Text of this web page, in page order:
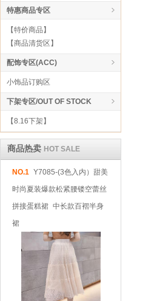
特惠商品专区
【特价商品】
【商品清货区】
配饰专区(ACC)
小饰品订购区
下架专区/OUT OF STOCK
【8.16下架】
商品热卖 HOT SALE
NO.1 Y7085-(3色入内）甜美
时尚夏装爆款松紧腰镂空蕾丝
拼接蛋糕裙 中长款百褶半身
裙